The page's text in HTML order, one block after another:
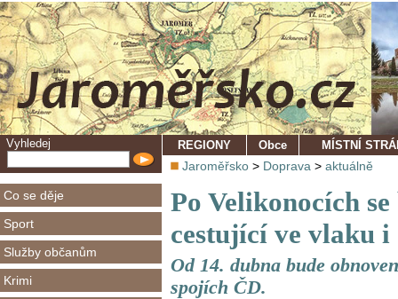
Vyhledej
Co se děje
Sport
Služby občanům
Krimi
REGIONY Obce MÍSTNÍ
Jaroměřsko > Doprava > aktuálně
Po Velikonocích
cestující ve vlaku i
Od 14. dubna bude
spojích ČD.